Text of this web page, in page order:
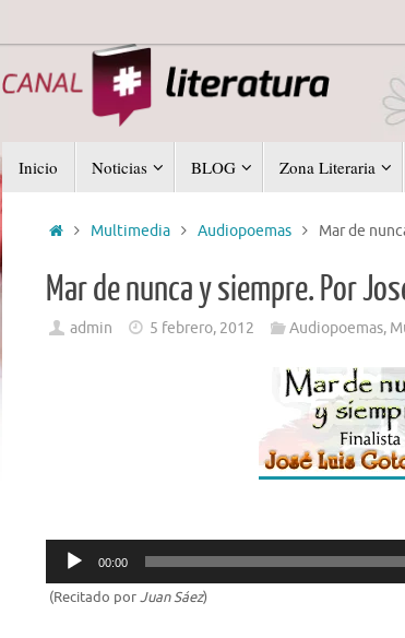
al
contenido
Inicio Noticias BLOG Zona Literaria
InicioMultimedia Audiopoemas Mar de
Mar de nunca y siempre. Por
admin 5 febrero, 2012 Audiopoemas,
Reproductor
de
audio
00:00
(Recitado porJuan Sáez)